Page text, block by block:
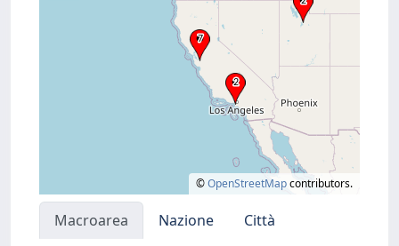
©OpenStreetMapcontributors.
Macroarea Nazione
Città